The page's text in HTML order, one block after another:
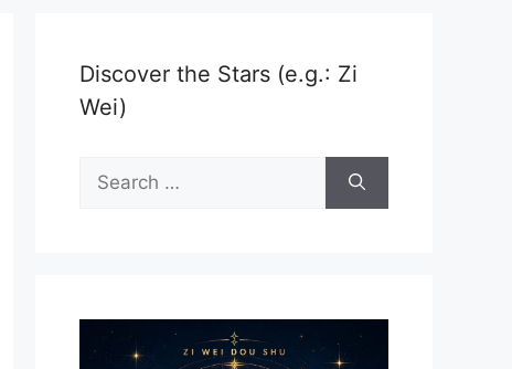
Discover the Stars (e.g.: Zi
Wei)
Search
for: